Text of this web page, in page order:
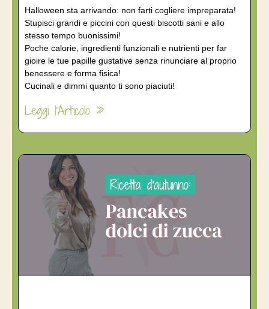
Halloween sta arrivando: non farti cogliere impreparata!
Stupisci grandi e piccini con questi biscotti sani e allo
stesso tempo buonissimi!
Poche calorie, ingredienti funzionali e nutrienti per far
gioire le tue papille gustative senza rinunciare al proprio
benessere e forma fisica!
Cucinali e dimmi quanto ti sono piaciuti!
Leggi l'Articolo »